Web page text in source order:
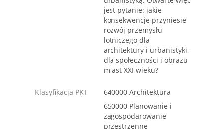
jest pytanie: jakie
konsekwencje przyniesie
rozwój przemysłu
lotniczego dla
architektury i urbanistyki,
dla społeczności i obrazu
miast XXI wieku?
Klasyfikacja PKT
640000 Architektura
650000 Planowanie i
zagospodarowanie
przestrzenne